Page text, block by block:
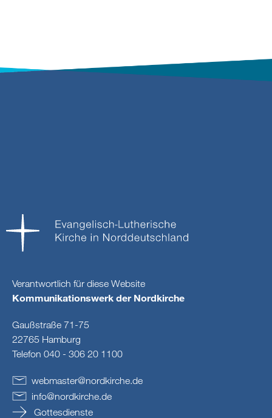
Verantwortlich für diese Website
Kommunikationswerk der Nordkirche
Gaußstraße 71-75
22765 Hamburg
Telefon 040 - 306 20 1100
webmaster@nordkirche.de
info@nordkirche.de
Gottesdienste